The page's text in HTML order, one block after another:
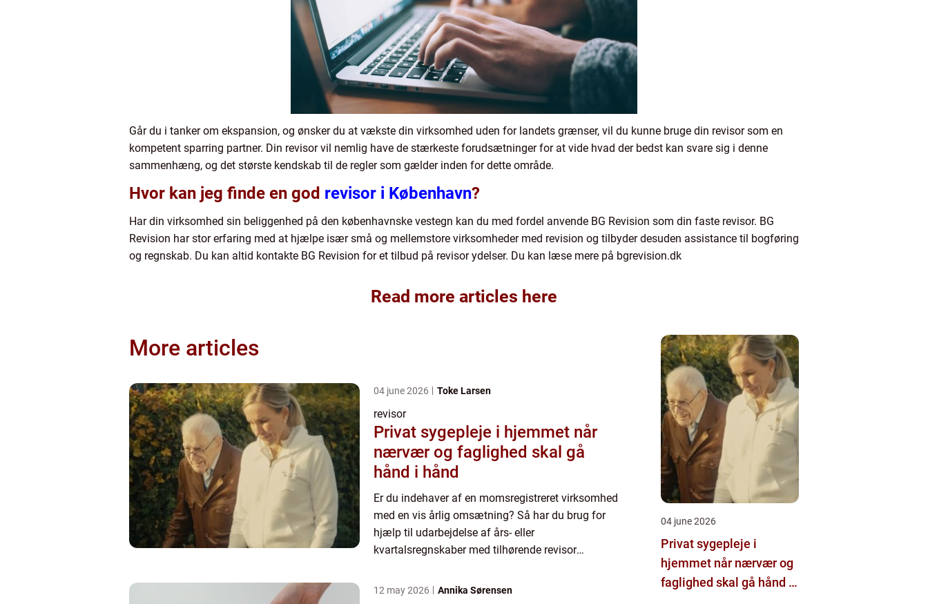
Går du i tanker om ekspansion, og ønsker du at vækste din virksomhed uden for landets grænser, vil du kunne bruge din revisor som en
kompetent sparring partner. Din revisor vil nemlig have de stærkeste forudsætninger for at vide hvad der bedst kan svare sig i denne
sammenhæng, og det største kendskab til de regler som gælder inden for dette område.
Hvor kan jeg finde en god revisor i København?
Har din virksomhed sin beliggenhed på den københavnske vestegn kan du med fordel anvende BG Revision som din faste revisor. BG
Revision har stor erfaring med at hjælpe især små og mellemstore virksomheder med revision og tilbyder desuden assistance til bogføring
og regnskab. Du kan altid kontakte BG Revision for et tilbud på revisor ydelser. Du kan læse mere på bgrevision.dk
Read more articles here
More articles
04 june 2026 Toke Larsen
revisor
Privat sygepleje i hjemmet når
nærvær og faglighed skal gå
hånd i hånd
Er du indehaver af en momsregistreret virksomhed
med en vis årlig omsætning? Så har du brug for
hjælp til udarbejdelse af års- eller
kvartalsregnskaber med tilhørende revisor
autoriseret revisor. Hvordan ...
12 may 2026 Annika Sørensen
04 june 2026
Privat sygepleje i
hjemmet når nærvær og
faglighed skal gå hånd i